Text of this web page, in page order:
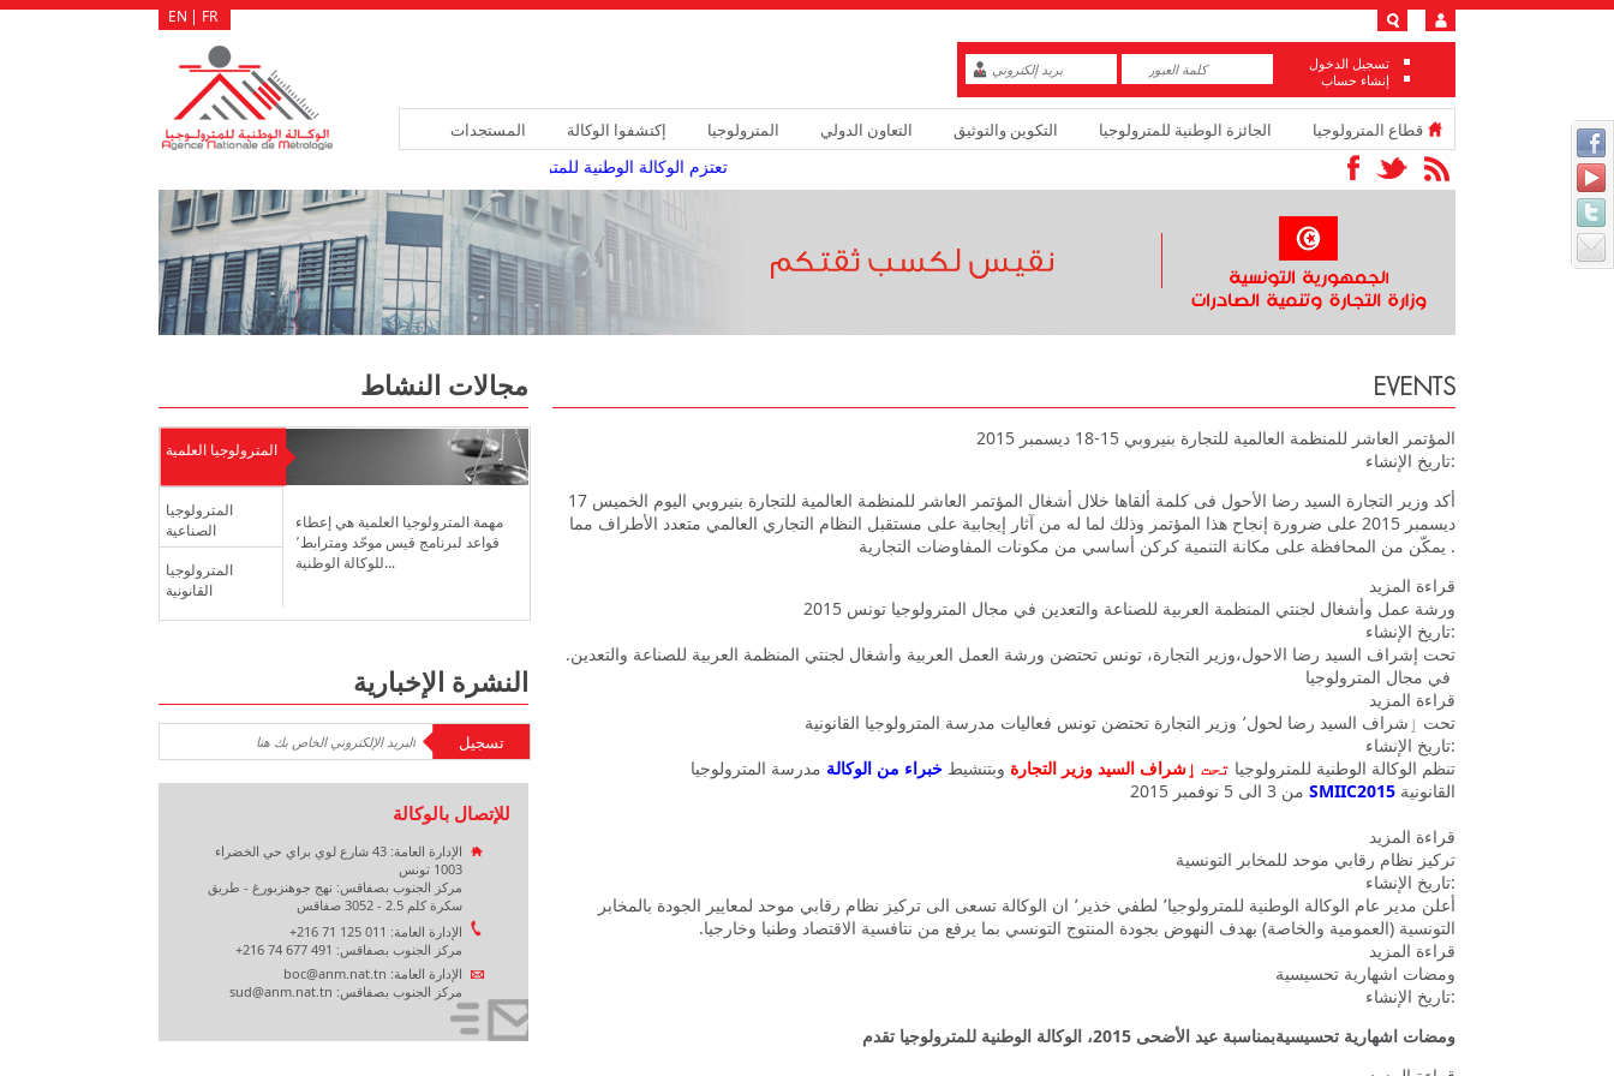
EN FR
تسجيل الدخول
إنشاء حساب
قطاع المترولوجيا الجائزة الوطنية للمترولوجيا التكوين والتوثيق التعاون الدولي المترولوجيا إكتشفوا الوكالة المستجدات
تعتزم الوكالة الوطنية للمترولوجيا سد الشغورات المسجلة بهياكلها، عن طريق النقلة أو الإلحاق وفق بيانات،
مجالات النشاط
المترولوجيا العلمية
المترولوجيا
الصناعية
المترولوجيا
القانونية
مهمة المترولوجيا العلمية هي إعطاء
قواعد لبرنامج قيس موحّد ومترابط٬
للوكالة الوطنية...
النشرة الإخبارية
للإتصال بالوكالة
الإدارة العامة: 43 شارع لوي براي حي الخضراء
1003 تونس
مركز الجنوب بصفاقس: نهج جوهنزبورغ - طريق
سكرة كلم 2.5 - 3052 صفاقس
الإدارة العامة: 011 125 71 216+
مركز الجنوب بصفاقس: 491 677 74 216+
الإدارة العامة: boc@anm.nat.tn
مركز الجنوب بصفاقس: sud@anm.nat.tn
EVENTS
المؤتمر العاشر للمنظمة العالمية للتجارة بنيروبي 15-18 ديسمبر 2015
تاريخ الإنشاء:
أكد وزير التجارة السيد رضا الأحول فى كلمة ألقاها خلال أشغال المؤتمر العاشر للمنظمة العالمية للتجارة بنيروبي اليوم الخميس 17
ديسمبر 2015 على ضرورة إنجاح هذا المؤتمر وذلك لما له من آثار إيجابية على مستقبل النظام التجاري العالمي متعدد الأطراف مما
يمكّن من المحافظة على مكانة التنمية كركن أساسي من مكونات المفاوضات التجارية .
قراءة المزيد
ورشة عمل وأشغال لجنتي المنظمة العربية للصناعة والتعدين في مجال المترولوجيا تونس 2015
تاريخ الإنشاء:
.تحت إشراف السيد رضا الاحول،وزير التجارة، تونس تحتضن ورشة العمل العربية وأشغال لجنتي المنظمة العربية للصناعة والتعدين
قراءة المزيد
تحت ٳشراف السيد رضا لحول٬ وزير التجارة تحتضن تونس فعاليات مدرسة المترولوجيا القانونية
تاريخ الإنشاء:
تنظم الوكالة الوطنية للمترولوجيا تحت ٳ شراف السيد وزير التجارة وبتنشيط خبراء من الوكالة مدرسة المترولوجيا
القانونية SMIIC2015 من 3 الى 5 نوفمبر 2015
قراءة المزيد
تركيز نظام رقابي موحد للمخابر التونسية
تاريخ الإنشاء:
أعلن مدير عام الوكالة الوطنية للمترولوجيا٬ لطفي خذير٬ ان الوكالة تسعى الى تركيز نظام رقابي موحد لمعايير الجودة بالمخابر
التونسية (العمومية والخاصة) بهدف النهوض بجودة المنتوج التونسي بما يرفع من نتافسية الاقتصاد وطنيا وخارجيا.
قراءة المزيد
ومضات اشهارية تحسيسية
تاريخ الإنشاء:
بمناسبة عيد الأضحى 2015، الوكالة الوطنية للمترولوجيا تقدمومضات اشهارية تحسيسية